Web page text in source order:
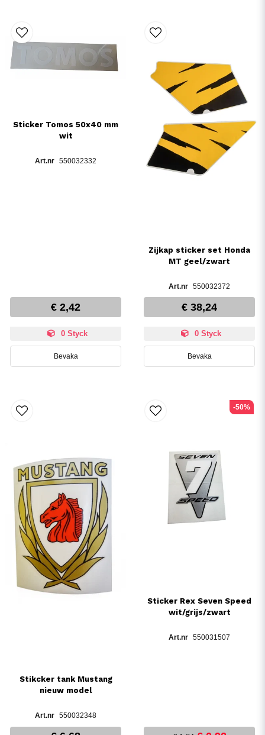
Sticker Tomos 50x40 mm
wit
550032332
€ 2,42
0 Styck
Bevaka
Zijkap sticker set Honda
MT geel/zwart
550032372
€ 38,24
0 Styck
Bevaka
Stikcker tank Mustang
nieuw model
550032348
Sticker Rex Seven Speed
wit/grijs/zwart
550031507
-50%